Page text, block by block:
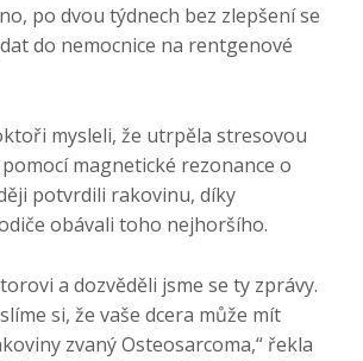
po dvou týdnech bez zlepšení se
do nemocnice na rentgenové
mysleli, že utrpěla stresovou
magnetické rezonance o
potvrdili rakovinu, díky
obávali toho nejhoršího.
a dozvěděli jsme se ty zprávy.
si, že vaše dcera může mít
zvaný Osteosarcoma,“ řekla